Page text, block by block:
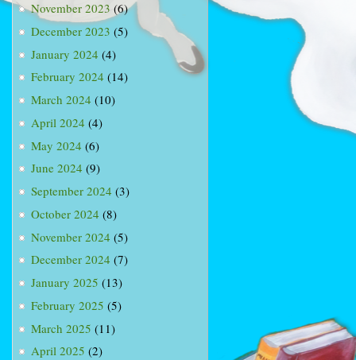
November 2023 (6)
December 2023 (5)
January 2024 (4)
February 2024 (14)
March 2024 (10)
April 2024 (4)
May 2024 (6)
June 2024 (9)
September 2024 (3)
October 2024 (8)
November 2024 (5)
December 2024 (7)
January 2025 (13)
February 2025 (5)
March 2025 (11)
April 2025 (2)